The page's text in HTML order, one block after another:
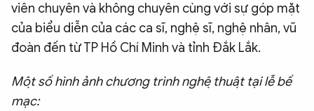
viên chuyên và không chuyên cùng với sự góp mặt
của biểu diễn của các ca sĩ, nghệ sĩ, nghệ nhân, vũ
đoàn đến từ TP Hồ Chí Minh và tỉnh Đắk Lắk.
Một số hình ảnh chương trình nghệ thuật tại lễ bế
mạc: